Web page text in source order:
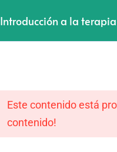
Introducción a la
Este contenido está
contenido!